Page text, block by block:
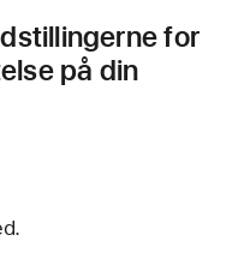
for
på din